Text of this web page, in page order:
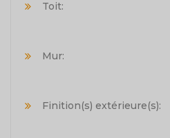
Toit:
Mur:
Finition(s) extérieure(s):